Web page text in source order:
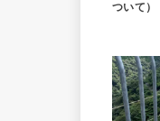
ついて）